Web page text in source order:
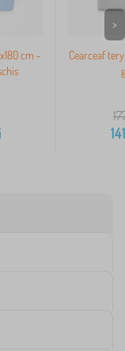
cm -
Cearceaf
141
>